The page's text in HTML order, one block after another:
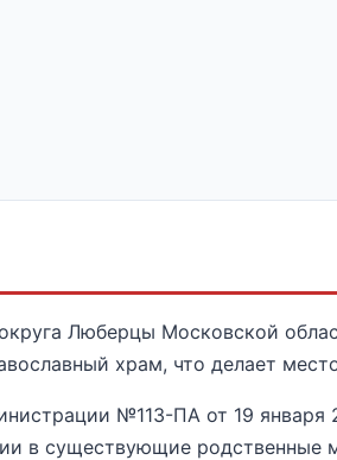
Люберцы Московской
храм, что делает
№113-ПА от 19
в существующие родственные